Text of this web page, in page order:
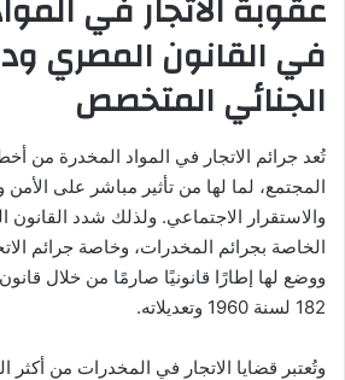
عقوبة الاتجار في
في القانون المصري
الجنائي المتخصص
تُعد جرائم الاتجار في المواد المخدرة من
المجتمع، لما لها من تأثير مباشر على الأمن
والاستقرار الاجتماعي. ولذلك شدد القانون
الخاصة بجرائم المخدرات، وخاصة جرائم
ووضع لها إطارًا قانونيًا صارمًا من خلال
182 لسنة 1960 وتعديلاته.
وتُعتبر قضايا الاتجار في المخدرات من أكثر